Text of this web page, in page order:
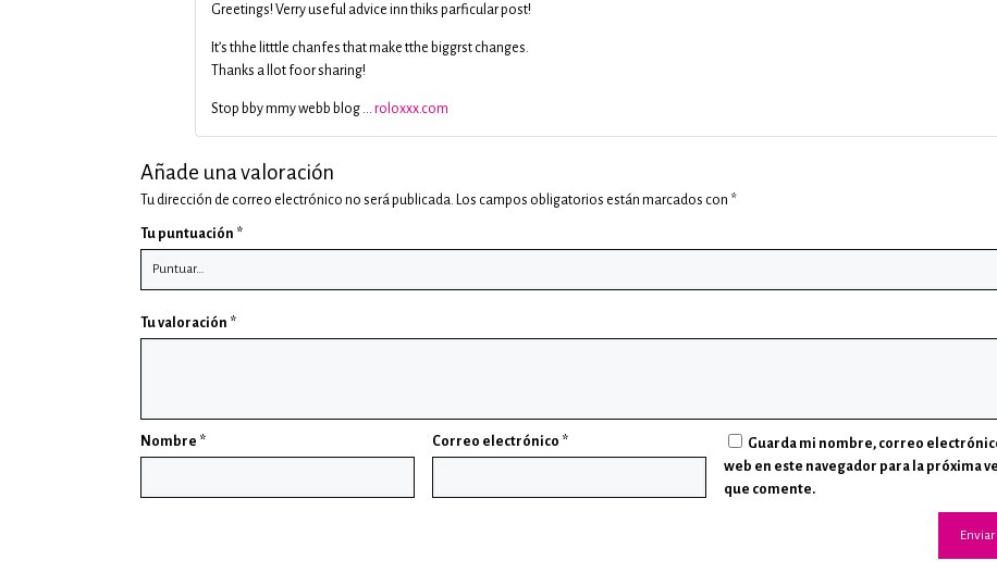
Greetings! Verry useful advice inn thiks parficular post!
It’s thhe litttle chanfes that make tthe biggrst changes.
Thanks a llot foor sharing!
Stop bby mmy webb blog …roloxxx.com
Añade una valoración
Tu dirección de correo electrónico no será publicada. Los campos obligatorios están marcados con *
Tu puntuación *
Tu valoración *
Nombre * Correo electrónico *
Guarda mi nombre, correo
web en este navegador para la próxima
que comente.